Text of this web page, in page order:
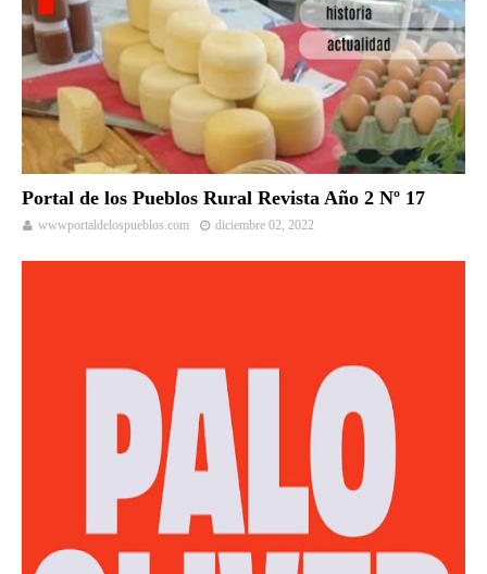
Portal de los Pueblos Rural Revista Año 2 Nº 17
wwwportaldelospueblos.com diciembre 02, 2022